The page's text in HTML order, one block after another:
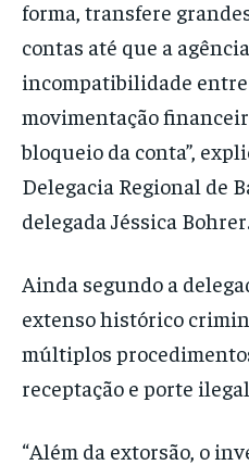
forma, transfere
contas até que a
incompatibilidade
movimentação
bloqueio da conta”,
Delegacia Regional de
delegada Jéssica Bohrer.
Ainda segundo a
extenso histórico
múltiplos
receptação e porte
“Além da extorsão, o